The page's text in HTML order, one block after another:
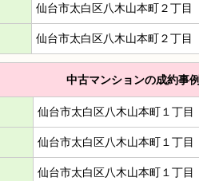
仙台市太白区八木山本町２丁目
仙台市太白区八木山本町２丁目
中古マンションの成約事例
仙台市太白区八木山本町１丁目
仙台市太白区八木山本町１丁目
仙台市太白区八木山本町１丁目